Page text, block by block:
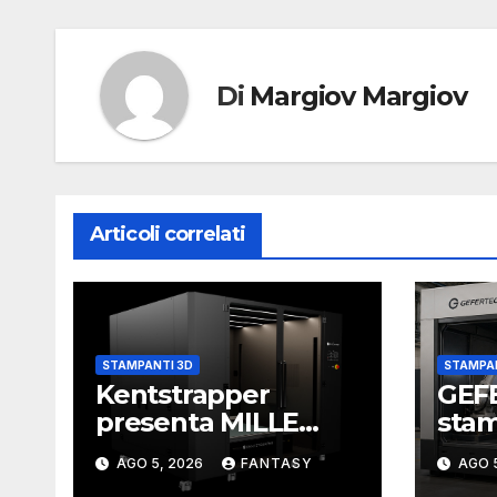
Di Margiov Margiov
Articoli correlati
STAMPANTI 3D
Kentstrapper
presenta MILLE
stampante FDM
con volume di
AGO 5, 2026 FANTASY
del
AGO